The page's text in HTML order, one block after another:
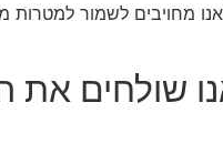
מחויבים לשמור למטרות
שולחים את